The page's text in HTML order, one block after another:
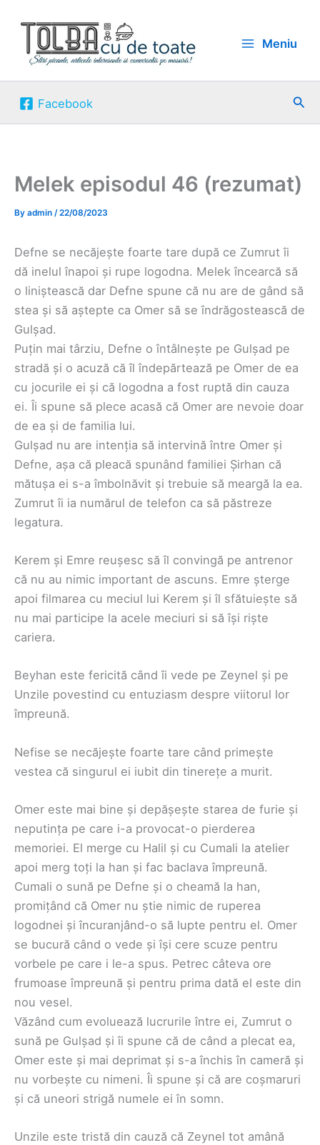
content
Meniu
Facebook
Melek episodul 46 (rezumat)
By admin /22/08/2023
Defne se necăjește foarte tare după ce Zumrut îi
dă inelul înapoi și rupe logodna. Melek încearcă să
o liniștească dar Defne spune că nu are de gând să
stea și să aștepte ca Omer să se îndrăgostească de
Gulșad.
Puțin mai târziu, Defne o întâlnește pe Gulșad pe
stradă și o acuză că îl îndepărtează pe Omer de ea
cu jocurile ei și că logodna a fost ruptă din cauza
ei. Îi spune să plece acasă că Omer are nevoie doar
de ea și de familia lui.
Gulșad nu are intenția să intervină între Omer și
Defne, așa că pleacă spunând familiei Șirhan că
mătușa ei s-a îmbolnăvit și trebuie să meargă la ea.
Zumrut îi ia numărul de telefon ca să păstreze
legatura.
Kerem și Emre reușesc să îl convingă pe antrenor
că nu au nimic important de ascuns. Emre șterge
apoi filmarea cu meciul lui Kerem și îl sfătuiește să
nu mai participe la acele meciuri si să își riște
cariera.
Beyhan este fericită când îi vede pe Zeynel și pe
Unzile povestind cu entuziasm despre viitorul lor
împreună.
Nefise se necăjește foarte tare când primește
vestea că singurul ei iubit din tinerețe a murit.
Omer este mai bine și depășește starea de furie și
neputința pe care i-a provocat-o pierderea
memoriei. El merge cu Halil și cu Cumali la atelier
apoi merg toți la han și fac baclava împreună.
Cumali o sună pe Defne și o cheamă la han,
promițând că Omer nu știe nimic de ruperea
logodnei și încuranjând-o să lupte pentru el. Omer
se bucură când o vede și își cere scuze pentru
vorbele pe care i le-a spus. Petrec câteva ore
frumoase împreună și pentru prima dată el este din
nou vesel.
Văzând cum evoluează lucrurile între ei, Zumrut o
sună pe Gulșad și îi spune că de când a plecat ea,
Omer este și mai deprimat și s-a închis în cameră și
nu vorbește cu nimeni. Îi spune și că are coșmaruri
și că uneori strigă numele ei în somn.
Unzile este tristă din cauză că Zeynel tot amână